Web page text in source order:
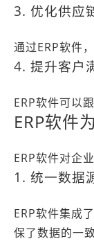
3. 优化供应
通过ERP软件
4. 提升客户
ERP软件可以
ERP软件
ERP软件对企
1. 统一数据
ERP软件集成
保了数据的一致